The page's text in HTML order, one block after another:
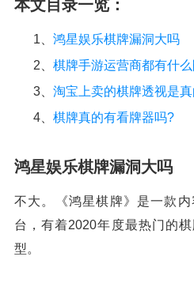
本文目录一览：
1、 鸿星娱乐棋牌漏洞大吗
2、 棋牌手游运营商都有什
3、 淘宝上卖的棋牌透视是真
4、 棋牌真的有看牌器吗?
鸿星娱乐棋牌漏洞大吗
不大。《鸿星棋牌》是一款
台，有着2020年度最热门的
型。